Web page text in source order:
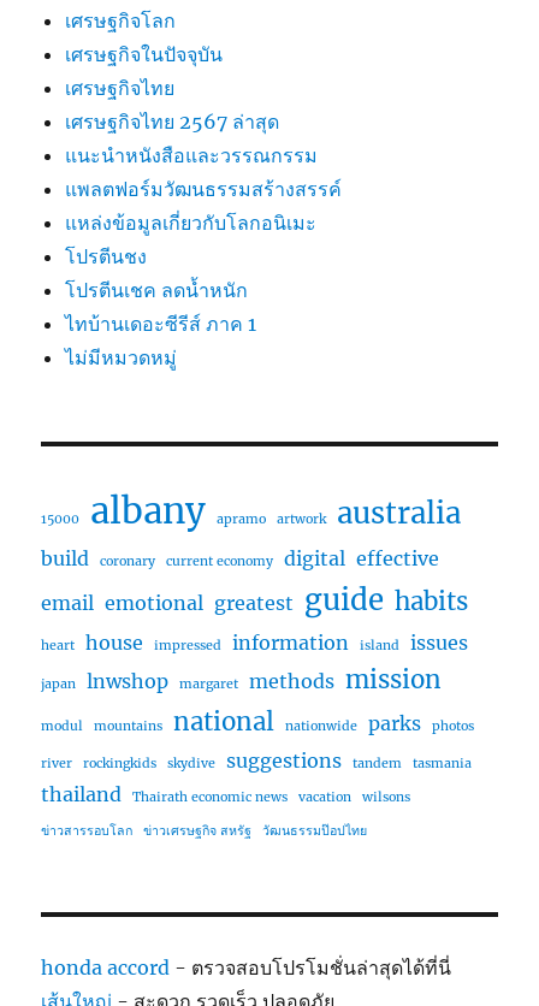
เศรษฐกิจโลก
เศรษฐกิจในปัจจุบัน
เศรษฐกิจไทย
เศรษฐกิจไทย 2567 ล่าสุด
แนะนำหนังสือและวรรณกรรม
แพลตฟอร์มวัฒนธรรมสร้างสรรค์
แหล่งข้อมูลเกี่ยวกับโลกอนิเมะ
โปรตีนชง
โปรตีนเชค ลดน้ำหนัก
ไทบ้านเดอะซีรีส์ ภาค 1
ไม่มีหมวดหมู่
15000 albany apramo artwork australia
build coronary current economy digital effective
email emotional greatest guide habits
heart house impressed information island issues
japan lnwshop margaret methods mission
modul mountains national nationwide parks photos
river rockingkids skydive suggestions tandem tasmania
thailand Thairath economic news vacation wilsons
ข่าวสารรอบโลก ข่าวเศรษฐกิจ สหรัฐ วัฒนธรรมป๊อปไทย
honda accord - ตรวจสอบโปรโมชั่นล่าสุดได้ที่นี่
เส้นใหญ่ - สะดวก รวดเร็ว ปลอดภัย